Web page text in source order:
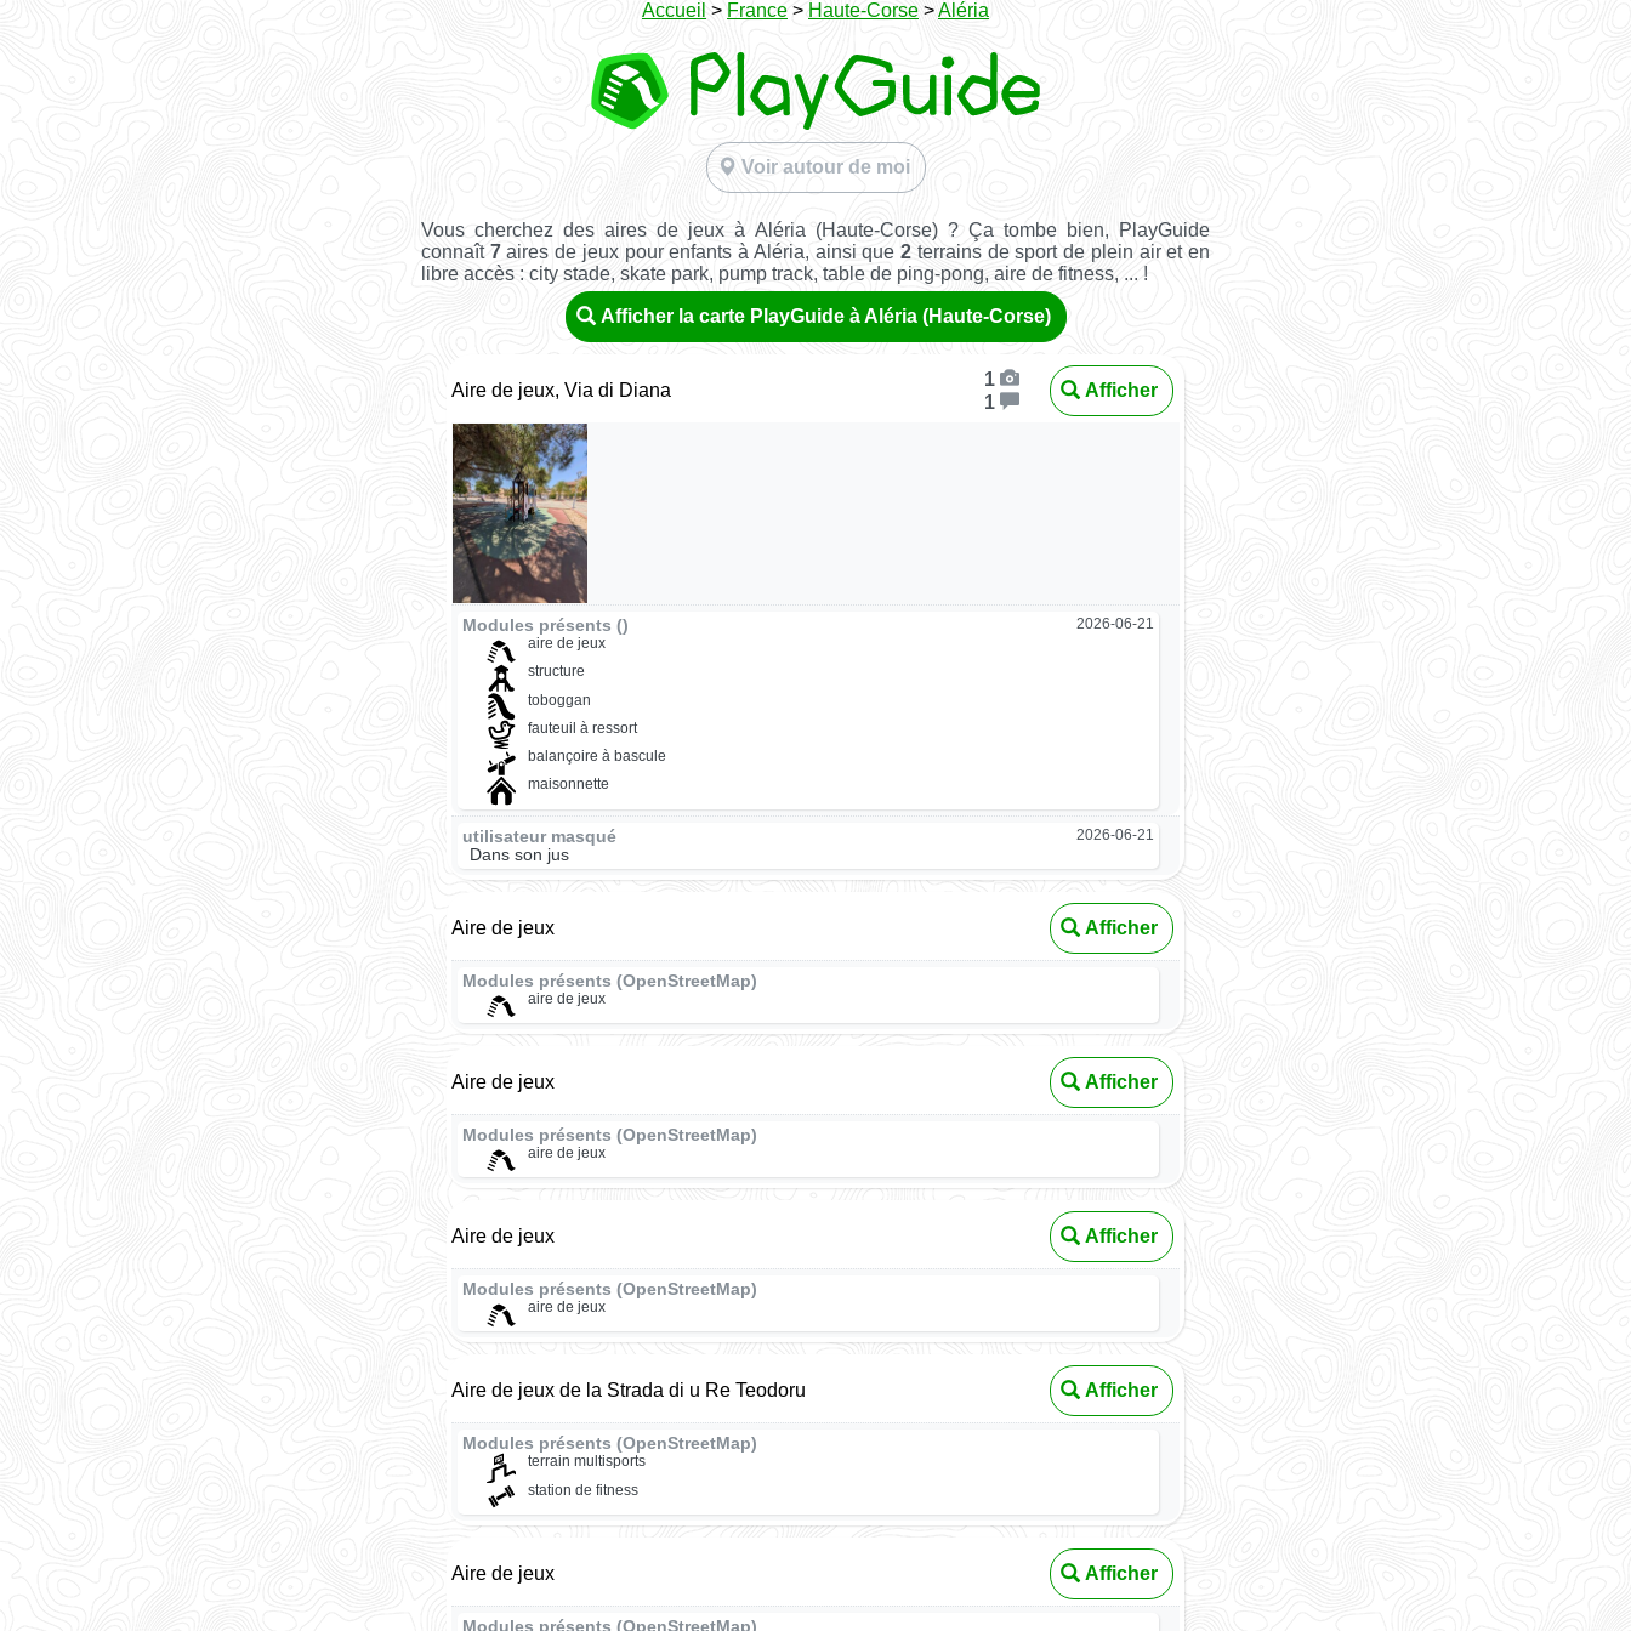
Accueil > France > Haute-Corse >Aléria
Voir autour de moi
Vous cherchez des aires de jeux à Aléria (Haute-Corse) ? Ça tombe bien, PlayGuide
connaît 7aires de jeux pour enfants à Aléria, ainsi que2 terrains de sport de plein air et en
libre accès : city stade, skate park, pump track, table de ping-pong, aire de fitness, ... !
Afficher la carte PlayGuide à Aléria (Haute-Corse)
Aire de jeux, Via di Diana
1
1
Afficher
Modules présents () 2026-06-21
aire de jeux
structure
toboggan
fauteuil à ressort
balançoire à bascule
maisonnette
utilisateur masqué 2026-06-21
Dans son jus
Aire de jeux Afficher
Modules présents (OpenStreetMap)
aire de jeux
Aire de jeux Afficher
Modules présents (OpenStreetMap)
aire de jeux
Aire de jeux Afficher
Modules présents (OpenStreetMap)
aire de jeux
Aire de jeux de la Strada di u Re Teodoru Afficher
Modules présents (OpenStreetMap)
terrain multisports
station de fitness
Aire de jeux Afficher
Modules présents (OpenStreetMap)